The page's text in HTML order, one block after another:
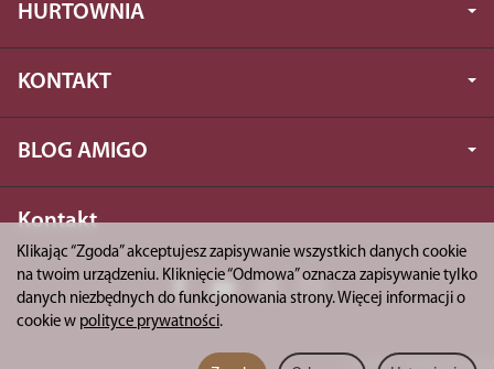
HURTOWNIA
KONTAKT
BLOG AMIGO
Kontakt
*) brutto + koszty dostawy
Klikając “Zgoda” akceptujesz zapisywanie wszystkich danych cookie
na twoim urządzeniu. Kliknięcie “Odmowa” oznacza zapisywanie tylko
danych niezbędnych do funkcjonowania strony. Więcej informacji o
cookie w polityce prywatności.